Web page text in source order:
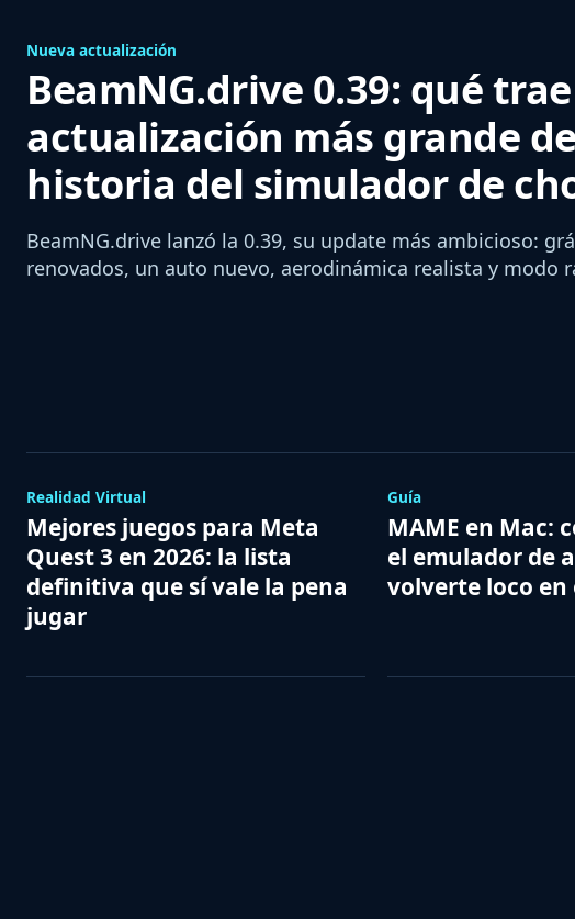
Nueva actualización
BeamNG.drive 0.39: qué
actualización más grande
historia del simulador de
BeamNG.drive lanzó la 0.39, su update más ambicioso:
renovados, un auto nuevo, aerodinámica realista y modo
Realidad Virtual
Mejores juegos para Meta
Quest 3 en 2026: la lista
definitiva que sí vale la pena
jugar
Guía
MAME en Mac:
el emulador de
volverte loco